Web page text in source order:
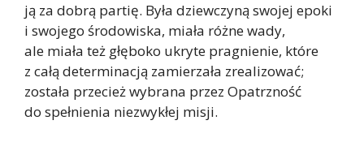
ją za dobrą partię. Była dziewczyną swojej epoki
i swojego środowiska, miała różne wady,
ale miała też głęboko ukryte pragnienie, które
z całą determinacją zamierzała zrealizować;
została przecież wybrana przez Opatrzność
do spełnienia niezwykłej misji.